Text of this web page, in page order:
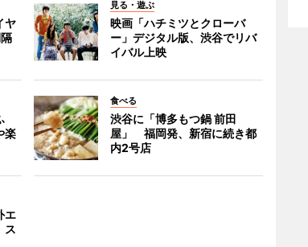
ヤ
見る・遊ぶ
映画「ハチミツとクローバ
ー」デジタル版、渋谷でリバ
イバル上映
楽
食べる
渋谷に「博多もつ鍋 前田
屋」 福岡発、新宿に続き都
内2号店
エ
ス